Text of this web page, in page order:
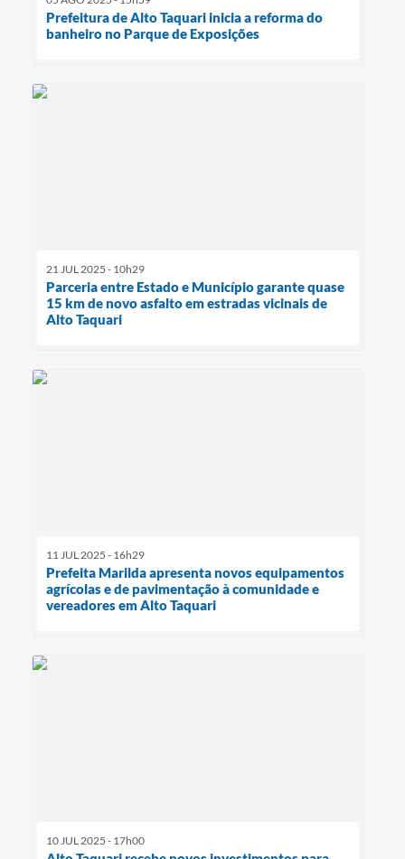
Prefeitura de Alto Taquari inicia a reforma do
banheiro no Parque de Exposições
21 JUL 2025 - 10h29
Parceria entre Estado e Município garante quase
15 km de novo asfalto em estradas vicinais de
Alto Taquari
11 JUL 2025 - 16h29
Prefeita Marilda apresenta novos equipamentos
agrícolas e de pavimentação à comunidade e
vereadores em Alto Taquari
10 JUL 2025 - 17h00